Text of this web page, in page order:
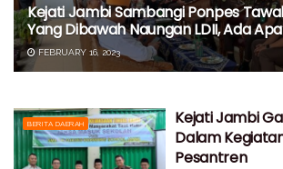
Kejati Jambi Sambangi Ponpes
Yang Dibawah Naungan LDII, Ada
FEBRUARY 16, 2023
BERITA DAERAH
Kejati Jambi
Dalam
Pesantren